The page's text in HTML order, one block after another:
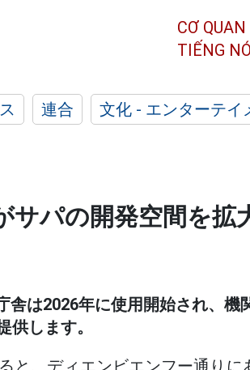
CƠ
TIẾNG
連合 文化 - エンターテイ
サパの開発空間を拡
舎は2026年に使用開始され、機
供します。
と、ディエンビエンフー通り